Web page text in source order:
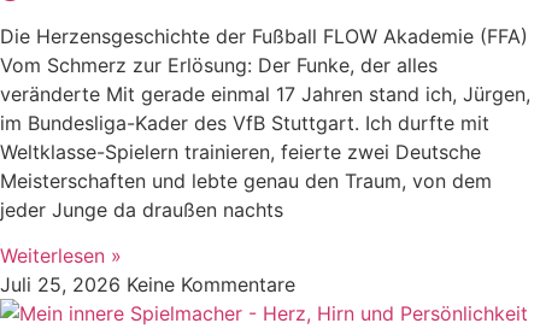
Die Herzensgeschichte der Fußball FLOW Akademie (FFA)
Vom Schmerz zur Erlösung: Der Funke, der alles
veränderte Mit gerade einmal 17 Jahren stand ich, Jürgen,
im Bundesliga-Kader des VfB Stuttgart. Ich durfte mit
Weltklasse-Spielern trainieren, feierte zwei Deutsche
Meisterschaften und lebte genau den Traum, von dem
jeder Junge da draußen nachts
Weiterlesen »
Juli 25, 2026 Keine Kommentare